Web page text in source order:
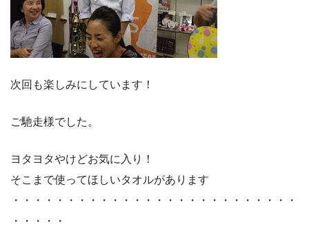
次回も楽しみにしています！
ご馳走様でした。
ヨタヨタやけどお気に入り！
そこまで使ってほしいタオルがあります
・・・・・・・・・・・・・・・・・・・・・・・・・・
・・・・・